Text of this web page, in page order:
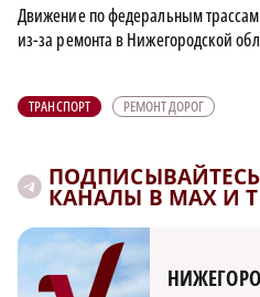
Движение по федеральным трассам
из-за ремонта в Нижегородской
ТРАНСПОРТ РЕМОНТ ДОРОГ
КАНАЛЫ В MAX И